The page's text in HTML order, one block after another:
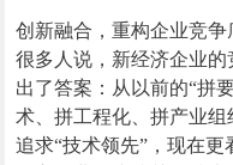
创新融合，重构企业竞争
很多人说，新经济企业
出了答案：从以前的“拼
术、拼工程化、拼产业组
追求“技术领先”，现在更